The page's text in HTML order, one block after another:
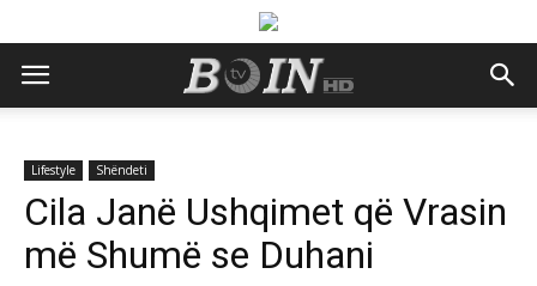
Lifestyle Shëndeti
Cila Janë Ushqimet që Vrasin
më Shumë se Duhani